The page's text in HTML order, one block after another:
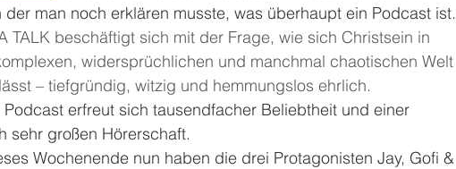
der man noch erklären musste, was überhaupt ein Podcast ist.
TALK beschäftigt sich mit der Frage, wie sich Christsein in
widersprüchlichen und manchmal chaotischen Welt
– tiefgründig, witzig und hemmungslos ehrlich.
Podcast erfreut sich tausendfacher Beliebtheit und einer
sehr großen Hörerschaft.
Wochenende nun haben die drei Protagonisten Jay, Gofi &